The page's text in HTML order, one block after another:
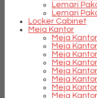
Lemari
Lemari
Locker Cabinet
Meja Kantor
Meja
Meja
Meja
Meja
Meja
Meja
Meja
Meja